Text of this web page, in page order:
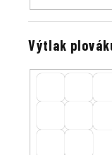
Výtlak